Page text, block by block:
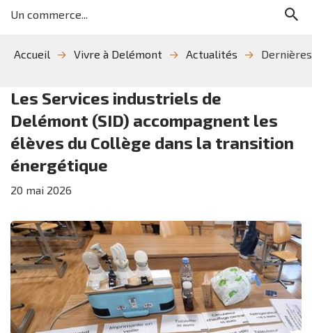
recherche
navigation
clés
Accueil Vivre à Delémont Actualités
Les Services industriels de
Delémont (SID) accompagnent les
élèves du Collège dans la transition
énergétique
20 mai 2026